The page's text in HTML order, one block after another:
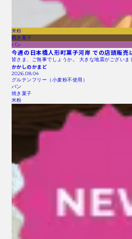
米粉
焼き菓子
パン
今週の日本橋人形町菓子河岸 での店頭販
皆さま、ご無事でしょうか。 大きな地震がございま
かかしのかまど
2026.08.04
グルテンフリー（小麦粉不使用）
パン
焼き菓子
米粉